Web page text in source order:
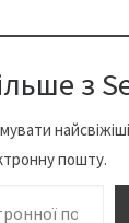
з
пошту.